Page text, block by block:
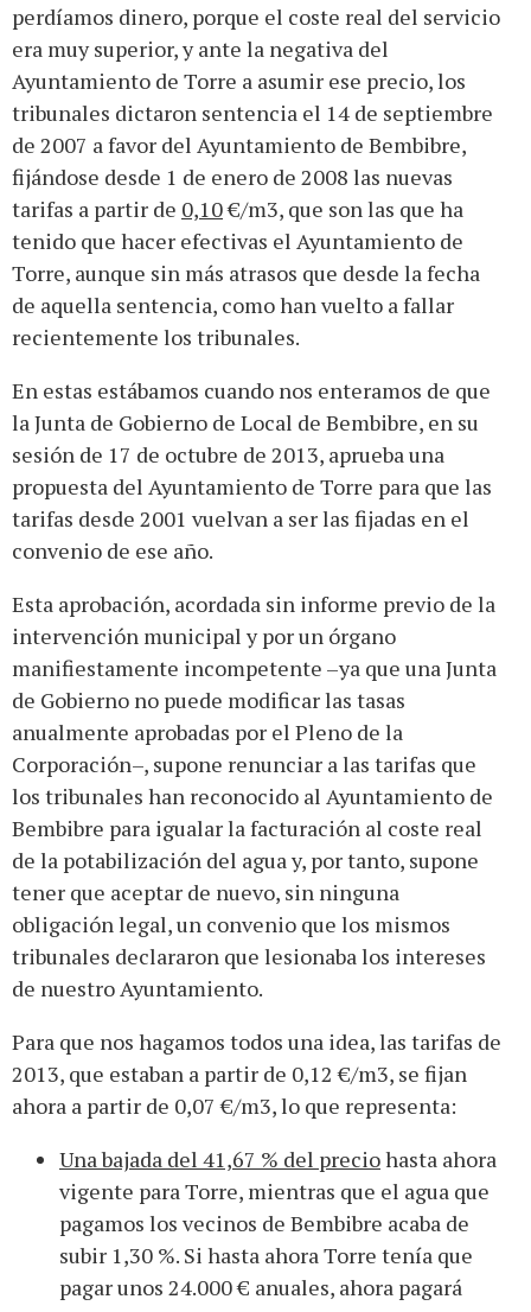
perdíamos dinero, porque el coste real del servicio
era muy superior, y ante la negativa del
Ayuntamiento de Torre a asumir ese precio, los
tribunales dictaron sentencia el 14 de septiembre
de 2007 a favor del Ayuntamiento de Bembibre,
fijándose desde 1 de enero de 2008 las nuevas
tarifas a partir de 0,10€/m3, que son las que ha
tenido que hacer efectivas el Ayuntamiento de
Torre, aunque sin más atrasos que desde la fecha
de aquella sentencia, como han vuelto a fallar
recientemente los tribunales.
En estas estábamos cuando nos enteramos de que
la Junta de Gobierno de Local de Bembibre, en su
sesión de 17 de octubre de 2013, aprueba una
propuesta del Ayuntamiento de Torre para que las
tarifas desde 2001 vuelvan a ser las fijadas en el
convenio de ese año.
Esta aprobación, acordada sin informe previo de la
intervención municipal y por un órgano
manifiestamente incompetente –ya que una Junta
de Gobierno no puede modificar las tasas
anualmente aprobadas por el Pleno de la
Corporación–, supone renunciar a las tarifas que
los tribunales han reconocido al Ayuntamiento de
Bembibre para igualar la facturación al coste real
de la potabilización del agua y, por tanto, supone
tener que aceptar de nuevo, sin ninguna
obligación legal, un convenio que los mismos
tribunales declararon que lesionaba los intereses
de nuestro Ayuntamiento.
Para que nos hagamos todos una idea, las tarifas de
2013, que estaban a partir de 0,12 €/m3, se fijan
ahora a partir de 0,07 €/m3, lo que representa:
Una bajada del 41,67 % del preciohasta ahora
vigente para Torre, mientras que el agua que
pagamos los vecinos de Bembibre acaba de
subir 1,30 %. Si hasta ahora Torre tenía que
pagar unos 24.000 € anuales, ahora pagará